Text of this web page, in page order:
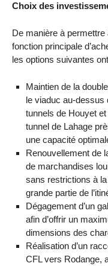
Choix des
De manière à
fonction principale
les options suivantes
Maintien de la
le viaduc au-dessus
tunnels de Houyet et
tunnel de Lahage
une capacité
Renouvellement de
de marchandises
sans restrictions à
grande partie de
Dégagement d’un
afin d’offrir un
dimensions des
Réalisation d’un
CFL vers Rodange,